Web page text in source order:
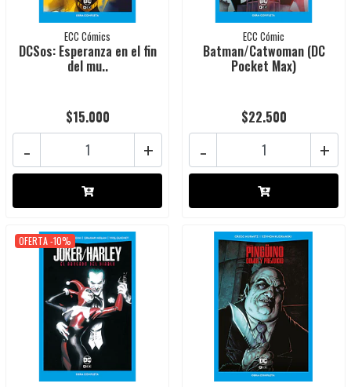
ECC Cómics
DCSos: Esperanza en el fin
del mu..
$15.000
+
-
ECC Cómic
Batman/Catwoman (DC
Pocket Max)
$22.500
+
-
OFERTA -10%